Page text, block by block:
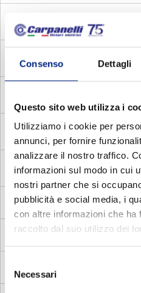
Consenso Dettagli
Questo sito web utilizza i
Utilizziamo i cookie per
annunci, per fornire
analizzare il nostro traffico.
informazioni sul modo in cui
nostri partner che si
pubblicità e social media, i
con altre informazioni che ha
raccolto dal suo utilizzo dei
delNecessari
MADC
Motori
MADV
MDC
Motori Elettrici
MADP
Motori
MMA Motori Elettrici
MV
MVC Motori